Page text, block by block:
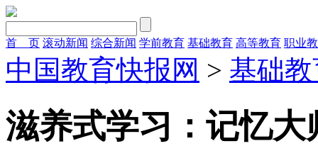
首 页 滚动新闻 综合新闻 学前教育 基础教育 高等教育 职业
中国教育快报网 > 基础
滋养式学习：记忆